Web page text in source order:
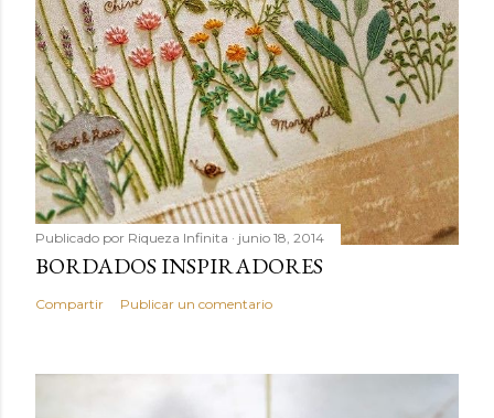
Publicado por Riqueza Infinita junio 18, 2014
BORDADOS INSPIRADORES
Compartir Publicar un comentario